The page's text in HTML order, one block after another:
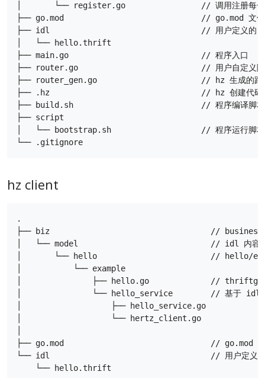
│       └── register.go                // 调用注册每一个 idl 文
├── go.mod                             // go.mod 文件，如不在
├── idl                                // 用户定义的 idl
│   └── hello.thrift
├── main.go                            // 程序入口
├── router.go                          // 用户自定义除
├── router_gen.go                      // hz 生成的路由注册
├── .hz                                // hz 创建代码标志
├── build.sh                           // 程序编译脚本，
├── script
│   └── bootstrap.sh                   // 程序运行脚本，
hz client
.
├── biz                                  // business 层，
│   └── model                            // idl 内容相关
│       └── hello                        // hello/example 对
│           └── example
│               ├── hello.go             // thriftgo 的产物
│               └── hello_service        // 基于 idl 生成的
│                   ├── hello_service.go
│                   └── hertz_client.go
├── go.mod                               // go.mod 文件，如不
└── idl                                  // 用户定义的 idl